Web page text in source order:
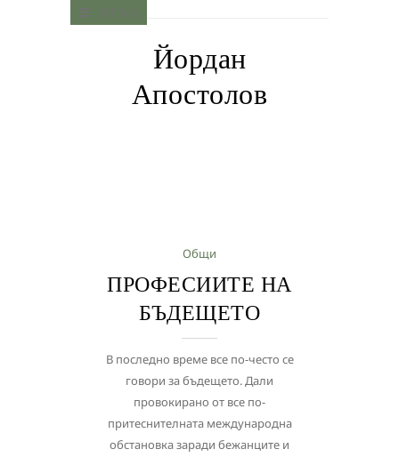
Йордан
Апостолов
Общи
ПРОФЕСИИТЕ НА
БЪДЕЩЕТО
В последно време все по-често се
говори за бъдещето. Дали
провокирано от все по-
притеснителната международна
обстановка заради бежанците и